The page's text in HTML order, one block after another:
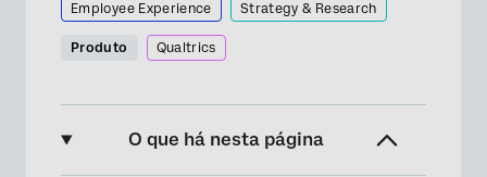
Employee Experience Strategy & Research
Produto Qualtrics
O que há nesta página